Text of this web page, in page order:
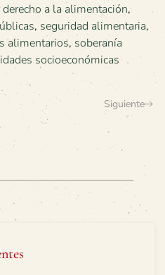
derecho a la alimentación,
, seguridad alimentaria,
alimentarios, soberanía
socioeconómicas
Siguiente